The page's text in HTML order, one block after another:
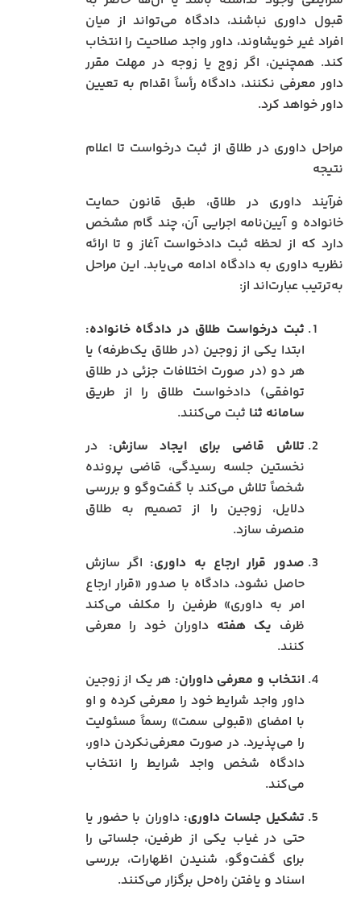
قبول داوری نباشند، دادگاه می‌تواند از میان
افراد غیر خویشاوند، داور واجد صلاحیت را انتخاب
کند. همچنین، اگر زوج یا زوجه در مهلت مقرر
داور معرفی نکنند، دادگاه رأساً اقدام به تعیین
داور خواهد کرد.
مراحل داوری در طلاق از ثبت درخواست تا اعلام
نتیجه
فرآیند داوری در طلاق، طبق قانون حمایت
خانواده و آیین‌نامه اجرایی آن، چند گام مشخص
دارد که از لحظه ثبت دادخواست آغاز و تا ارائه
نظریه داوری به دادگاه ادامه می‌یابد. این مراحل
به‌ترتیب عبارت‌اند از:
ثبت درخواست طلاق در دادگاه خانواده:
ابتدا یکی از زوجین (در طلاق یک‌طرفه) یا
هر دو (در صورت اختلافات جزئی در طلاق
توافقی) دادخواست طلاق را از طریق
سامانه ثنا ثبت می‌کنند.
تلاش قاضی برای ایجاد سازش:در
نخستین جلسه رسیدگی، قاضی پرونده
شخصاً تلاش می‌کند با گفت‌وگو و بررسی
دلایل، زوجین را از تصمیم به طلاق
منصرف سازد.
صدور قرار ارجاع به داوری: اگر سازش
حاصل نشود، دادگاه با صدور «قرار ارجاع
امر به داوری» طرفین را مکلف می‌کند
ظرف یک هفته داوران خود را معرفی
کنند.
انتخاب و معرفی داوران: هر یک از زوجین
داور واجد شرایط خود را معرفی کرده و او
با امضای «قبولی سمت» رسماً مسئولیت
را می‌پذیرد. در صورت معرفی‌نکردن داور،
دادگاه شخص واجد شرایط را انتخاب
می‌کند.
تشکیل جلسات داوری:داوران با حضور یا
حتی در غیاب یکی از طرفین، جلساتی را
برای گفت‌وگو، شنیدن اظهارات، بررسی
اسناد و یافتن راه‌حل برگزار می‌کنند.